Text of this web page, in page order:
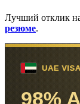
Лучший отклик
резюме.